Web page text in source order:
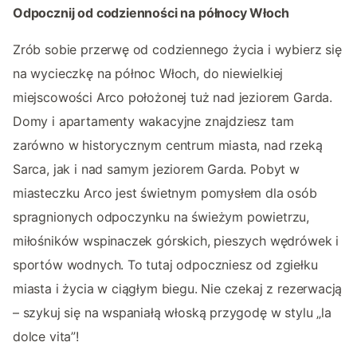
Odpocznij od codzienności na północy Włoch
Zrób sobie przerwę od codziennego życia i wybierz się
na wycieczkę na północ Włoch, do niewielkiej
miejscowości Arco położonej tuż nad jeziorem Garda.
Domy i apartamenty wakacyjne znajdziesz tam
zarówno w historycznym centrum miasta, nad rzeką
Sarca, jak i nad samym jeziorem Garda. Pobyt w
miasteczku Arco jest świetnym pomysłem dla osób
spragnionych odpoczynku na świeżym powietrzu,
miłośników wspinaczek górskich, pieszych wędrówek i
sportów wodnych. To tutaj odpoczniesz od zgiełku
miasta i życia w ciągłym biegu. Nie czekaj z rezerwacją
– szykuj się na wspaniałą włoską przygodę w stylu „la
dolce vita”!